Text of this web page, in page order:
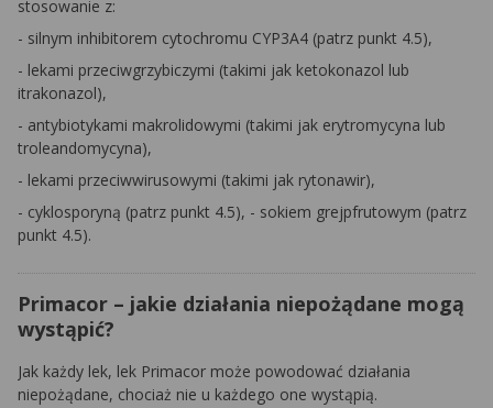
stosowanie z:
- silnym inhibitorem cytochromu CYP3A4 (patrz punkt 4.5),
- lekami przeciwgrzybiczymi (takimi jak ketokonazol lub
itrakonazol),
- antybiotykami makrolidowymi (takimi jak erytromycyna lub
troleandomycyna),
- lekami przeciwwirusowymi (takimi jak rytonawir),
- cyklosporyną (patrz punkt 4.5), - sokiem grejpfrutowym (patrz
punkt 4.5).
Primacor – jakie działania niepożądane mogą
wystąpić?
Jak każdy lek, lek Primacor może powodować działania
niepożądane, chociaż nie u każdego one wystąpią.